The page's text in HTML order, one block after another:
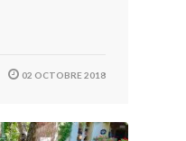
02 OCTOBRE 2018